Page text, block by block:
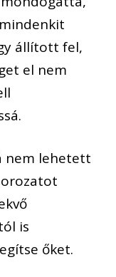
állított fel,
el nem
nem lehetett
is
őket.